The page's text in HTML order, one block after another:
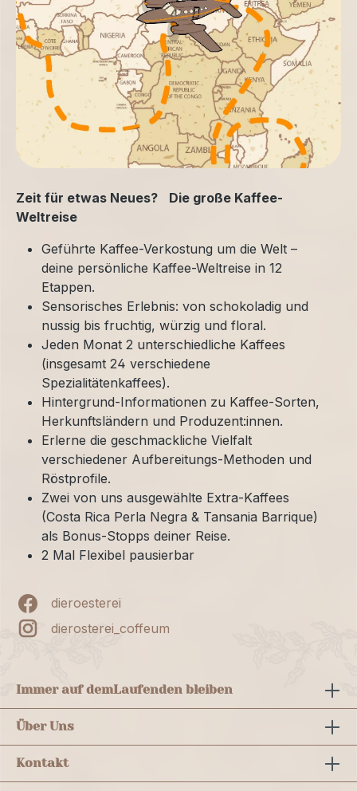
Zeit für etwas Neues? Die große Kaffee-
Weltreise
Geführte Kaffee-Verkostung um die Welt –
deine persönliche Kaffee-Weltreise in 12
Etappen.
Sensorisches Erlebnis: von schokoladig und
nussig bis fruchtig, würzig und floral.
Jeden Monat 2 unterschiedliche Kaffees
(insgesamt 24 verschiedene
Spezialitätenkaffees).
Hintergrund-Informationen zu Kaffee-Sorten,
Herkunftsländern und Produzent:innen.
Erlerne die geschmackliche Vielfalt
verschiedener Aufbereitungs-Methoden und
Röstprofile.
Zwei von uns ausgewählte Extra-Kaffees
(Costa Rica Perla Negra & Tansania Barrique)
als Bonus-Stopps deiner Reise.
2 Mal Flexibel pausierbar
dieroesterei
dierosterei_coffeum
Immer auf demLaufenden bleiben
Über Uns
Kontakt